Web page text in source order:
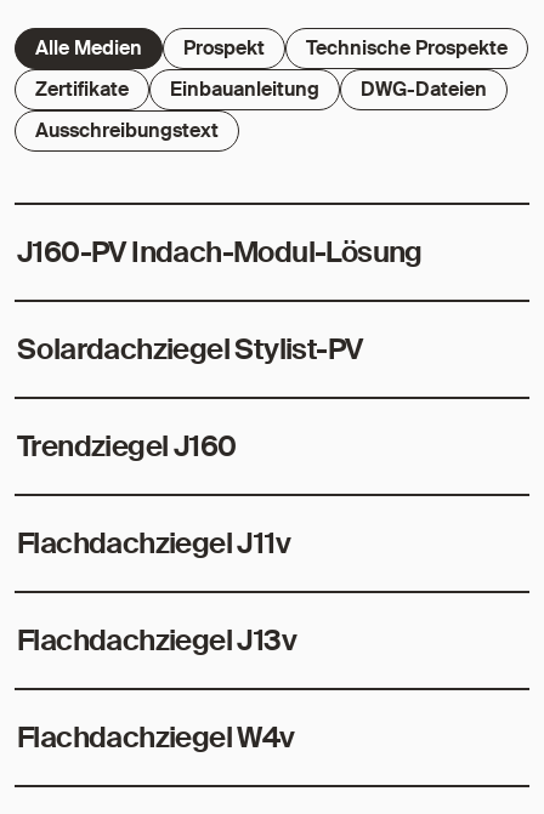
Alle Medien Prospekt
Technische Prospekte
Zertifikate
Einbauanleitung
DWG-Dateien
Ausschreibungstext
J160-PV Indach-Modul-Lösung
Solardachziegel Stylist-PV
Trendziegel J160
Flachdachziegel J11v
Flachdachziegel J13v
Flachdachziegel W4v